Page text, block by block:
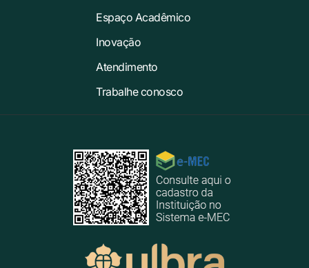
Espaço Acadêmico
Inovação
Atendimento
Trabalhe conosco